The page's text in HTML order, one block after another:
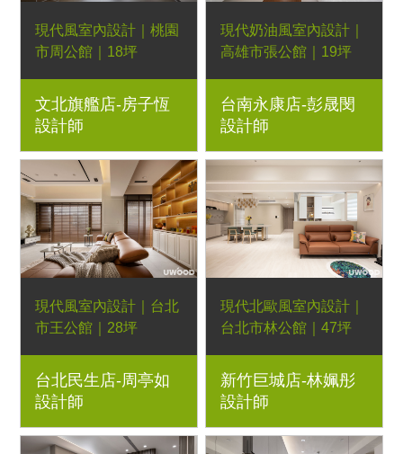
現代風室內設計｜桃園
市周公館｜18坪
3房2廳｜優渥系統櫃、
藝術漆、玻璃滑門、木
作造型壁龕
文北旗艦店-房子恆
設計師
現代奶油風室內設計｜
高雄市張公館｜19坪
2+1房1廳｜優渥系統
櫃、Orderfloor超耐磨
木地板、造型壁板、六
角PVC幾何地板、玻璃
滑門、LED燈條
台南永康店-彭晟閔
設計師
現代風室內設計｜台北
市王公館｜28坪
3房2廳｜優渥系統櫃、
藝術漆、燈條、仿石紋
板、格柵板、造型磁
鏡、鋁方管、百葉窗簾
台北民生店-周亭如
設計師
現代北歐風室內設計｜
台北市林公館｜47坪
3房2廳｜優渥系統櫃、
Orderfloor超耐磨木地
板、歐德濾水器、羅肯
新竹巨城店-林姵彤
設計師